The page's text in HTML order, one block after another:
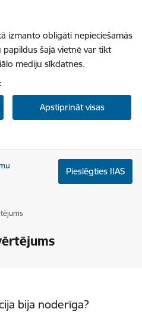
izmanto obligāti nepieciešamās
šajā vietnē var tikt
mediju sīkdatnes.
Apstiprināt visas
Pieslēgties IIAS
bija noderīga?